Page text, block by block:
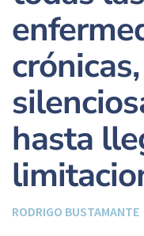
crónicas,
hasta
RODRIGO BUSTAMANTE